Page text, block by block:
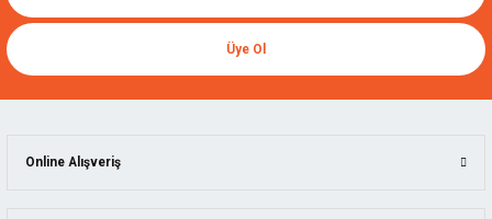
Üye Ol
Online Alışveriş